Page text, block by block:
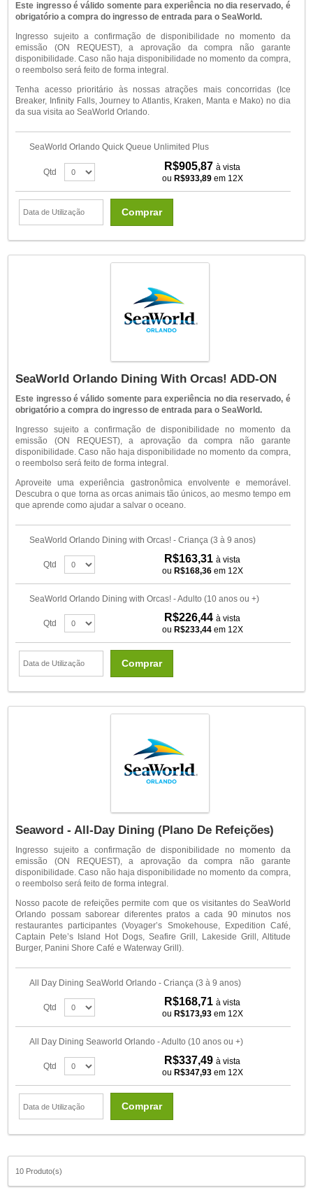
Este ingresso é válido somente para experiência no dia reservado, é
obrigatório a compra do ingresso de entrada para o SeaWorld.
Ingresso sujeito a confirmação de disponibilidade no momento da
emissão (ON REQUEST), a aprovação da compra não garante
disponibilidade. Caso não haja disponibilidade no momento da compra,
o reembolso será feito de forma integral.
Tenha acesso prioritário às nossas atrações mais concorridas (Ice
Breaker, Infinity Falls, Journey to Atlantis, Kraken, Manta e Mako) no dia
da sua visita ao SeaWorld Orlando.
SeaWorld Orlando Quick Queue Unlimited Plus
Qtd R$905,87à vista
ou R$933,89em 12X
Comprar
SeaWorld Orlando Dining With Orcas! ADD-ON
Este ingresso é válido somente para experiência no dia reservado, é
obrigatório a compra do ingresso de entrada para o SeaWorld.
Ingresso sujeito a confirmação de disponibilidade no momento da
emissão (ON REQUEST), a aprovação da compra não garante
disponibilidade. Caso não haja disponibilidade no momento da compra,
o reembolso será feito de forma integral.
Aproveite uma experiência gastronômica envolvente e memorável.
Descubra o que torna as orcas animais tão únicos, ao mesmo tempo em
que aprende como ajudar a salvar o oceano.
SeaWorld Orlando Dining with Orcas! - Criança (3 à 9 anos)
Qtd R$163,31à vista
ou R$168,36em 12X
SeaWorld Orlando Dining with Orcas! - Adulto (10 anos ou +)
Qtd R$226,44à vista
ou R$233,44em 12X
Comprar
Seaword - All-Day Dining (Plano De Refeições)
Ingresso sujeito a confirmação de disponibilidade no momento da
emissão (ON REQUEST), a aprovação da compra não garante
disponibilidade. Caso não haja disponibilidade no momento da compra,
o reembolso será feito de forma integral.
Nosso pacote de refeições permite com que os visitantes do SeaWorld
Orlando possam saborear diferentes pratos a cada 90 minutos nos
restaurantes participantes (Voyager’s Smokehouse, Expedition Café,
Captain Pete’s Island Hot Dogs, Seafire Grill, Lakeside Grill, Altitude
Burger, Panini Shore Café e Waterway Grill).
All Day Dining SeaWorld Orlando - Criança (3 à 9 anos)
Qtd R$168,71à vista
ou R$173,93em 12X
All Day Dining Seaworld Orlando - Adulto (10 anos ou +)
Qtd R$337,49à vista
ou R$347,93em 12X
Comprar
10 Produto(s)